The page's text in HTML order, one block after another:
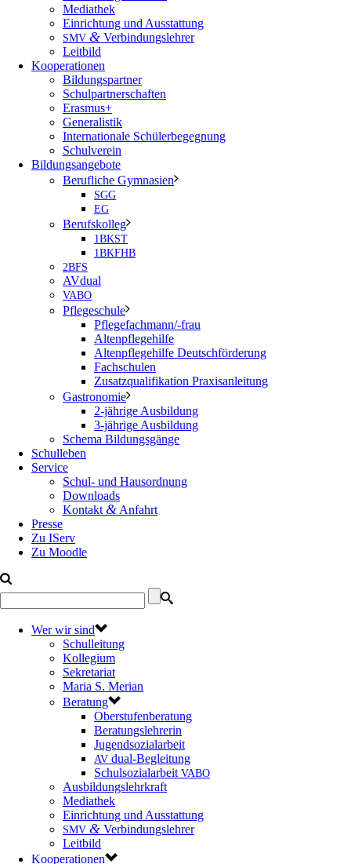
Mediathek
Einrichtung und Ausstattung
SMV & Verbindungslehrer
Leitbild
Kooperationen
Bildungspartner
Schulpartnerschaften
Erasmus+
Generalistik
Internationale Schülerbegegnung
Schulverein
Bildungsangebote
Berufliche Gymnasien
SGG
EG
Berufskolleg
1BKST
1BKFHB
2BFS
AVdual
VABO
Pflegeschule
Pflegefachmann/-frau
Altenpflegehilfe
Altenpflegehilfe Deutschförderung
Fachschulen
Zusatzqualifikation Praxisanleitung
Gastronomie
2-jährige Ausbildung
3-jährige Ausbildung
Schema Bildungsgänge
Schulleben
Service
Schul- und Hausordnung
Downloads
Kontakt & Anfahrt
Presse
Zu IServ
Zu Moodle
Wer wir sind
Schulleitung
Kollegium
Sekretariat
Maria S. Merian
Beratung
Oberstufenberatung
Beratungslehrerin
Jugendsozialarbeit
AV dual-Begleitung
Schulsozialarbeit VABO
Ausbildungslehrkraft
Mediathek
Einrichtung und Ausstattung
SMV & Verbindungslehrer
Leitbild
Kooperationen